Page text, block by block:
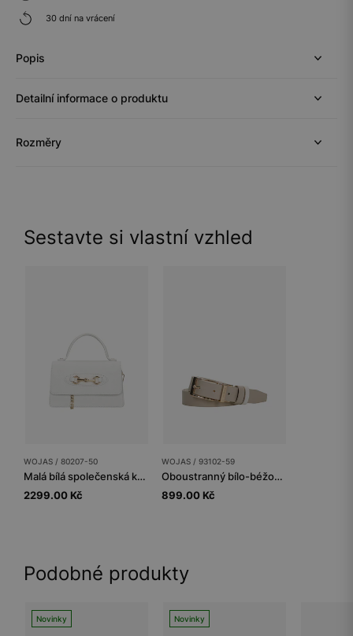
30 dní na vrácení
Popis
Detailní informace o produktu
Rozměry
Sestavte si vlastní vzhled
WOJAS / 80207-50
Malá bílá společenská kabelka
2299.00 Kč
WOJAS / 93102-59
Oboustranný bílo-béžový dámský kožený pásek
899.00 Kč
Podobné produkty
Novinky Novinky